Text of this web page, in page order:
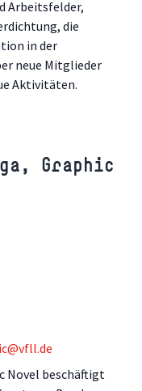
Arbeitsfelder,
die
in der
neue Mitglieder
Aktivitäten.
Graphic
Novel beschäftigt